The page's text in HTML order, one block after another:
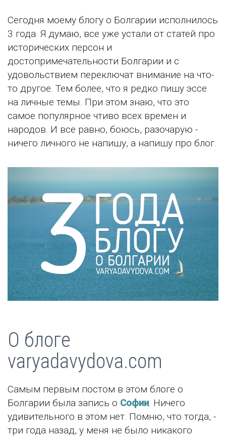
Сегодня моему блогу о Болгарии исполнилось
3 года. Я думаю, все уже устали от статей про
исторических персон и
достопримечательности Болгарии и с
удовольствием переключат внимание на что-
то другое. Тем более, что я редко пишу эссе
на личные темы. При этом знаю, что это
самое популярное чтиво всех времен и
народов. И все равно, боюсь, разочарую -
ничего личного не напишу, а напишу про блог.
О блоге
varyadavydova.com
Самым первым постом в этом блоге о
Болгарии была запись о Софии. Ничего
удивительного в этом нет. Помню, что тогда, -
три года назад, у меня не было никакого